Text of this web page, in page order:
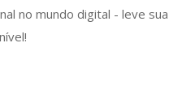
no mundo digital - leve sua